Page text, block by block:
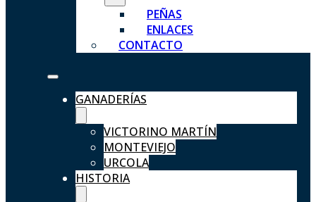
PEÑAS
ENLACES
CONTACTO
GANADERÍAS
VICTORINO MARTÍN
MONTEVIEJO
URCOLA
HISTORIA